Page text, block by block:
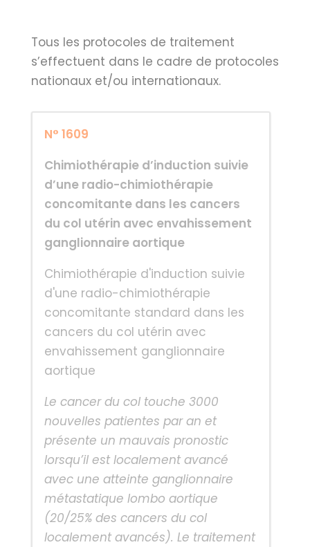
Tous les protocoles de traitement
s’effectuent dans le cadre de protocoles
nationaux et/ou internationaux.
N° 1609
Chimiothérapie d’induction suivie
d’une radio-chimiothérapie
concomitante dans les cancers
du col utérin avec envahissement
ganglionnaire aortique
Chimiothérapie d'induction suivie
d'une radio-chimiothérapie
concomitante standard dans les
cancers du col utérin avec
envahissement ganglionnaire
aortique
Le cancer du col touche 3000
nouvelles patientes par an et
présente un mauvais pronostic
lorsqu’il est localement avancé
avec une atteinte ganglionnaire
métastatique lombo aortique
(20/25% des cancers du col
localement avancés). Le traitement